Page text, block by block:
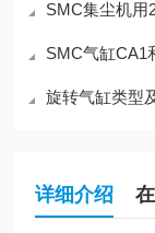
SMC集尘机用
SMC气缸CA1
旋转气缸类型
详细介绍